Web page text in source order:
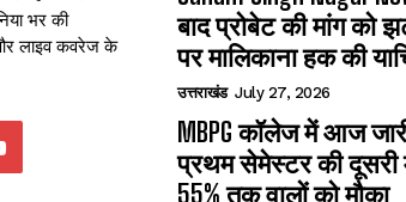
भर की
और लाइव कवरेज के
बाद प्रोबेट की मांग को
पर मालिकाना हक की
उत्तराखंड July 27, 2026
MBPG कॉलेज में आज जारी
प्रथम सेमेस्टर की दूसरी
55% तक वालों को मौका